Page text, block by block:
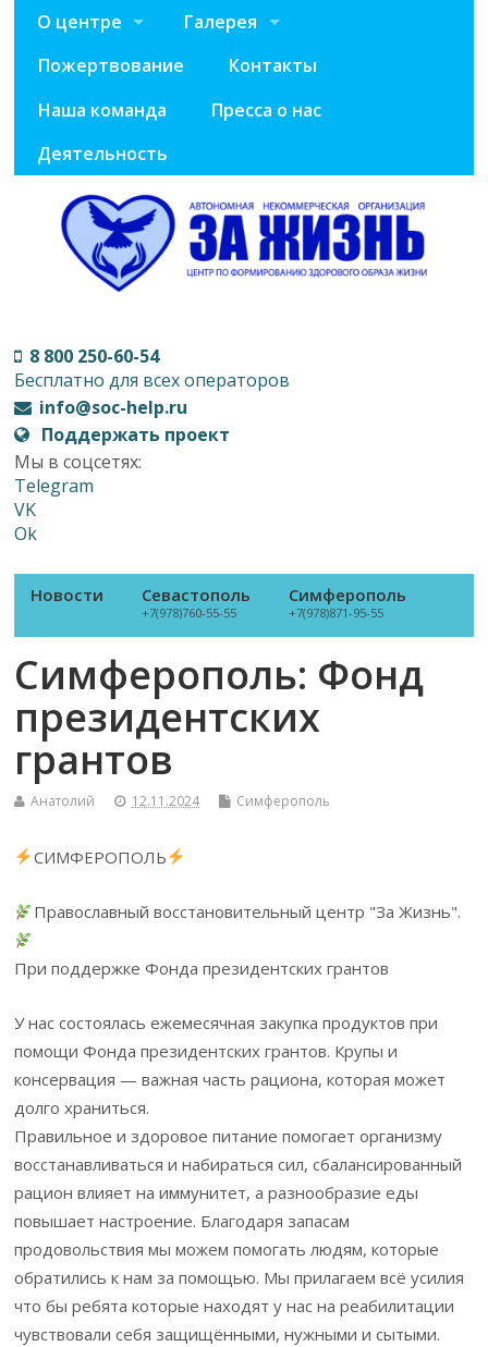
О центре
Галерея
Пожертвование
Контакты
Наша команда
Пресса о нас
Деятельность
8 800 250-60-54
Бесплатно для всех операторов
info@soc-help.ru
Поддержать проект
Мы в соцсетях:
Telegram
VK
Ok
Новости Севастополь
+7(978)760-55-55
Симферополь
+7(978)871-95-55
Симферополь: Фонд
президентских
грантов
Анатолий 12.11.2024 Симферополь
СИМФЕРОПОЛЬ
Православный восстановительный центр "За Жизнь".
При поддержке Фонда президентских грантов
У нас состоялась ежемесячная закупка продуктов при
помощи Фонда президентских грантов. Крупы и
консервация — важная часть рациона, которая может
долго храниться.
Правильное и здоровое питание помогает организму
восстанавливаться и набираться сил, сбалансированный
рацион влияет на иммунитет, а разнообразие еды
повышает настроение. Благодаря запасам
продовольствия мы можем помогать людям, которые
обратились к нам за помощью. Мы прилагаем всё усилия
что бы ребята которые находят у нас на реабилитации
чувствовали себя защищёнными, нужными и сытыми.